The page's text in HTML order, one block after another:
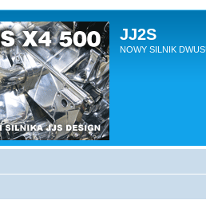
JJ2S
NOWY SILNIK